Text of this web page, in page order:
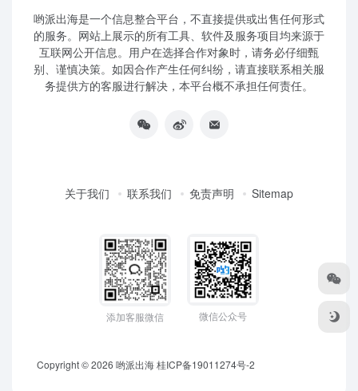
哟派出海是一个信息整合平台，不直接提供或出售任何形式
的服务。网站上展示的所有工具、软件及服务项目均来源于
互联网公开信息。用户在选择合作对象时，请务必仔细甄
别、谨慎决策。如因合作产生任何纠纷，请直接联系相关服
务提供方的客服进行解决，本平台概不承担任何责任。
关于我们 联系我们 免责声明 Sitemap
添加客服微信 微信公众号
Copyright © 2026 哟派出海桂ICP备19011274号-2